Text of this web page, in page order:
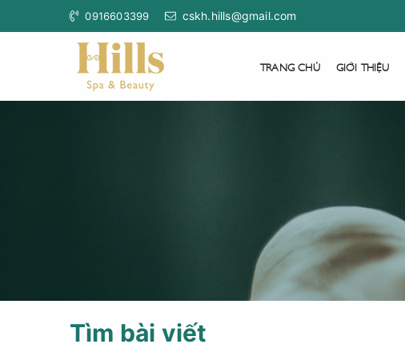
0916603399 cskh.hills@gmail.com
TRANG CHỦ GIỚI THIỆU
Tìm bài viết